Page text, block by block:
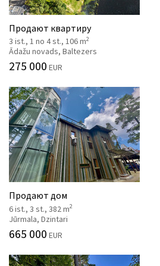
Продают квартиру
3 ist., 1 no 4 st., 106 m2
Ādažu novads, Baltezers
275 000 EUR
Продают дом
6 ist., 3 st., 382 m2
Jūrmala, Dzintari
665 000 EUR